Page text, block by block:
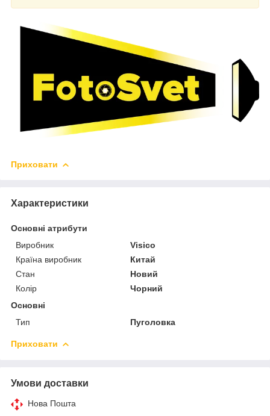
Приховати
Характеристики
Основні атрибути
Виробник
Visico
Країна виробник
Китай
Стан
Новий
Колір
Чорний
Основні
Тип
Пуголовка
Приховати
Умови доставки
Нова Пошта